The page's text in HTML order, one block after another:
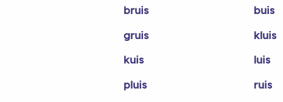
bruis buis
gruis
kluis
kuis
luis
pluis
ruis